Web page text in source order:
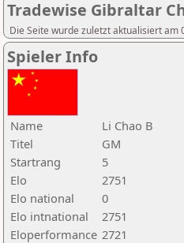
Tradewise Gibraltar
Die Seite wurde zuletzt aktualisiert am
Spieler Info
Name
Li Chao B
Titel
GM
Startrang
5
Elo
2751
Elo national
0
Elo intnational
2751
Eloperformance 2721